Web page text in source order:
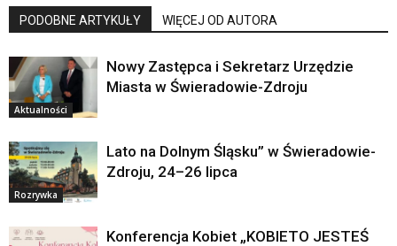
PODOBNE ARTYKUŁY WIĘCEJ OD AUTORA
Aktualności
Nowy Zastępca i Sekretarz Urzędzie
Miasta w Świeradowie-Zdroju
Rozrywka
Lato na Dolnym Śląsku” w Świeradowie-
Zdroju, 24–26 lipca
Konferencja Kobiet „KOBIETO JESTEŚ